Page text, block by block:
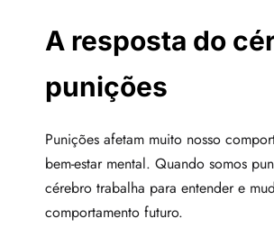
A resposta do
punições
Punições afetam muito nosso
bem-estar mental. Quando somos
cérebro trabalha para entender e
comportamento futuro.